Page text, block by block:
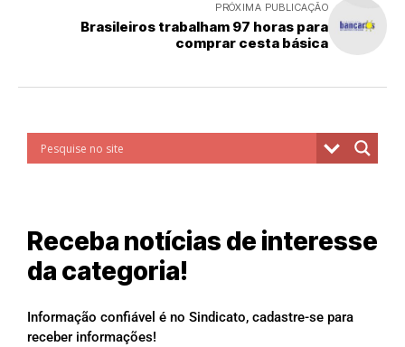
PRÓXIMA PUBLICAÇÃO
Brasileiros trabalham 97 horas para
comprar cesta básica
Receba notícias de interesse
da categoria!
Informação confiável é no Sindicato, cadastre-se para
receber informações!